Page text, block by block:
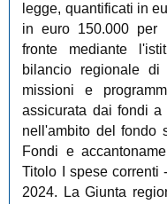
legge, quantificati in
in euro 150.000 per
fronte mediante
bilancio regionale
missioni e
assicurata dai fondi a
nell'ambito del fondo
Fondi e
Titolo I spese correnti
2024. La Giunta